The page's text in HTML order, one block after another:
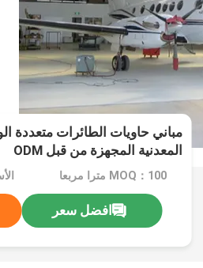
مباني حاويات الطائرات متعددة
المعدنية المجهزة من قبل ODM
MOQ：100 مترا مربعا
افضل سعر